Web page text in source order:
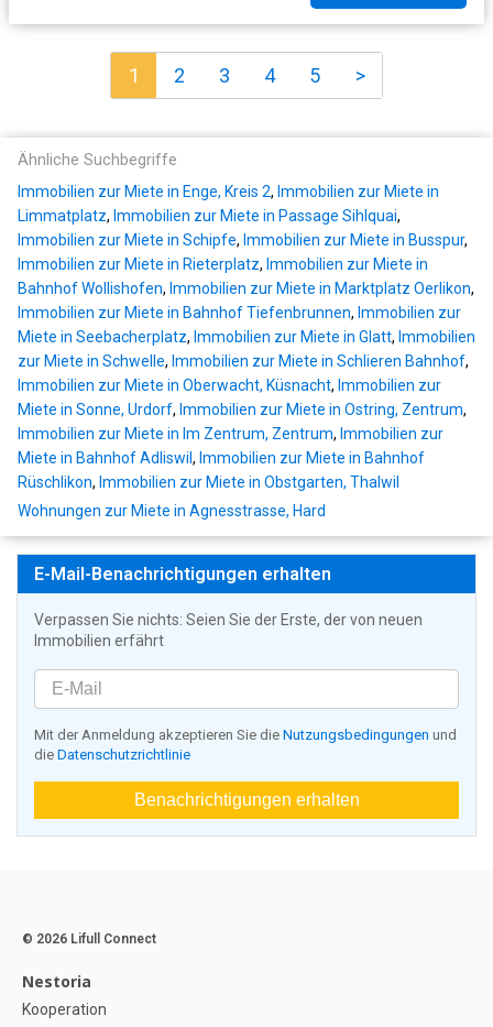
1 2 3 4 5 >
Ähnliche Suchbegriffe
Immobilien zur Miete in Enge, Kreis 2, Immobilien zur Miete in
Limmatplatz, Immobilien zur Miete in Passage Sihlquai,
Immobilien zur Miete in Schipfe, Immobilien zur Miete in Busspur,
Immobilien zur Miete in Rieterplatz, Immobilien zur Miete in
Bahnhof Wollishofen, Immobilien zur Miete in Marktplatz Oerlikon,
Immobilien zur Miete in Bahnhof Tiefenbrunnen, Immobilien zur
Miete in Seebacherplatz, Immobilien zur Miete in Glatt, Immobilien
zur Miete in Schwelle, Immobilien zur Miete in Schlieren Bahnhof,
Immobilien zur Miete in Oberwacht, Küsnacht, Immobilien zur
Miete in Sonne, Urdorf, Immobilien zur Miete in Ostring, Zentrum,
Immobilien zur Miete in Im Zentrum, Zentrum, Immobilien zur
Miete in Bahnhof Adliswil , Immobilien zur Miete in Bahnhof
Rüschlikon, Immobilien zur Miete in Obstgarten, Thalwil
Wohnungen zur Miete in Agnesstrasse, Hard
E-Mail-Benachrichtigungen erhalten
Verpassen Sie nichts: Seien Sie der Erste, der von neuen
Immobilien erfährt
Mit der Anmeldung akzeptieren Sie die Nutzungsbedingungen und
die Datenschutzrichtlinie
Benachrichtigungen erhalten
© 2026 Lifull Connect
Nestoria
Kooperation